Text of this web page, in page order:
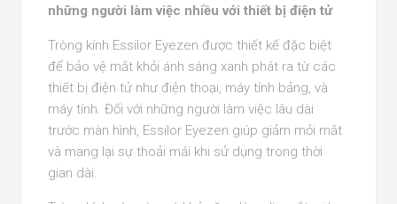
những người làm việc nhiều với thiết bị điện tử
Tròng kính Essilor Eyezen được thiết kế đặc biệt
để bảo vệ mắt khỏi ánh sáng xanh phát ra từ các
thiết bị điện tử như điện thoại, máy tính bảng, và
máy tính. Đối với những người làm việc lâu dài
trước màn hình, Essilor Eyezen giúp giảm mỏi mắt
và mang lại sự thoải mái khi sử dụng trong thời
gian dài.